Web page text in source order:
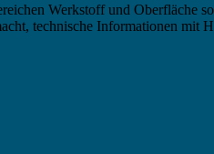
Werkstoff und Oberfläche
technische Informationen